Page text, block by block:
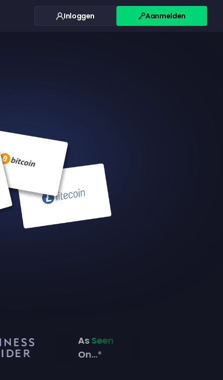
Inloggen Aanmelden
AsSeen
On...*